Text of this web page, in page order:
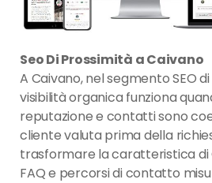
Seo Di Prossimità a Caivano
A Caivano, nel segmento SEO
visibilità organica funziona
reputazione e contatti sono
cliente valuta prima della
trasformare la caratteristica di
FAQ e percorsi di contatto